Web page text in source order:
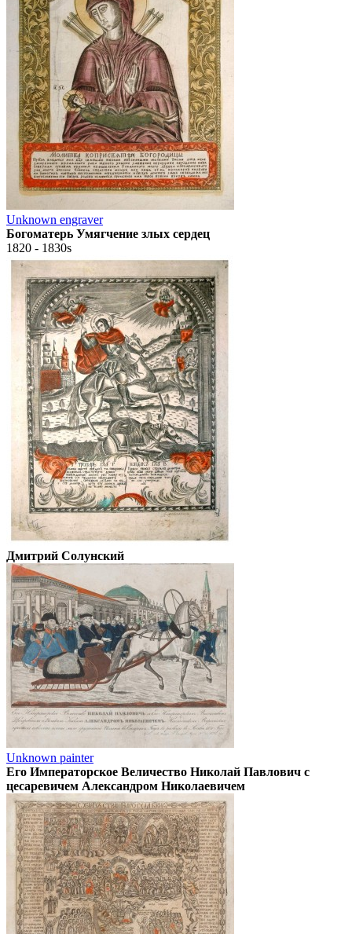
Unknown engraver
Богоматерь Умягчение злых сердец
1820 - 1830s
Дмитрий Солунский
Unknown painter
Его Императорское Величество Николай Павлович с
цесаревичем Александром Николаевичем